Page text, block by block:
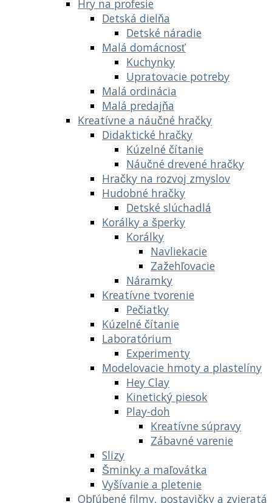
Hry na profesie
Detská dielňa
Detské náradie
Malá domácnosť
Kuchynky
Upratovacie potreby
Malá ordinácia
Malá predajňa
Kreatívne a náučné hračky
Didaktické hračky
Kúzelné čítanie
Náučné drevené hračky
Hračky na rozvoj zmyslov
Hudobné hračky
Detské slúchadlá
Korálky a šperky
Korálky
Navliekacie
Zažehľovacie
Náramky
Kreatívne tvorenie
Pečiatky
Kúzelné čítanie
Laboratórium
Experimenty
Modelovacie hmoty a plastelíny
Hey Clay
Kinetický piesok
Play-doh
Kreatívne súpravy
Zábavné varenie
Slizy
Šminky a maľovátka
Vyšívanie a pletenie
Obľúbené filmy, postavičky a zvieratá